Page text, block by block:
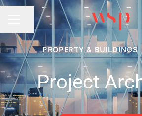
MENÚ DE EMPLEO
Compartir página
PROPERTY & BUILDINGS
Project